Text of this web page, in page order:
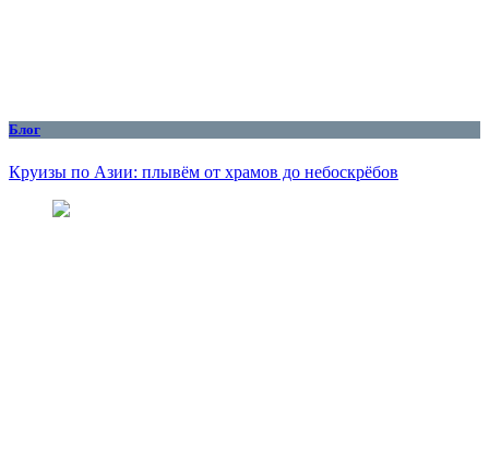
Блог
Круизы по Азии: плывём от храмов до небоскрёбов